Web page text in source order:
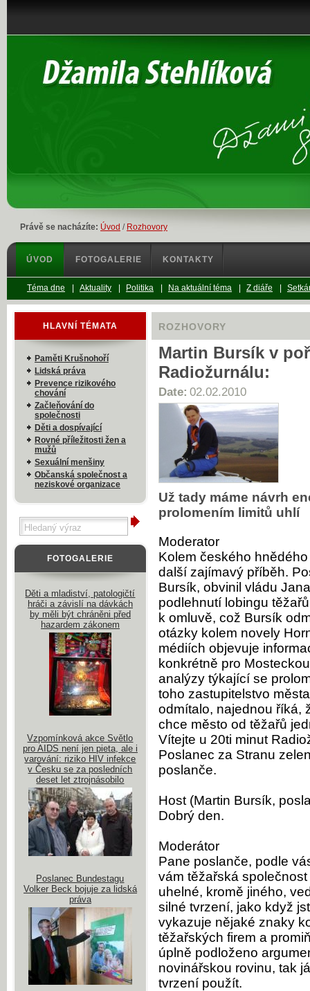
Právě se nacházíte: Úvod / Rozhovory
ROZHOVORY
Martin Bursík v
Radiožurnálu:
Date: 02.02.2010
Už tady máme návrh
prolomením limitů uhlí
Moderator
Kolem českého
další zajímavý příběh.
Bursík, obvinil vládu
podlehnutí lobingu
k omluvě, což Bursík
otázky kolem novely
médiích objevuje
konkrétně pro
analýzy týkající se
toho zastupitelstvo
odmítalo, najednou říká,
chce město od těžařů
Vítejte u 20ti minut
Poslanec za Stranu
poslanče.
Host (Martin Bursík,
Dobrý den.
Moderátor
Pane poslanče, podle
vám těžařská
uhelné, kromě jiného,
silné tvrzení, jako když
vykazuje nějaké znaky
těžařských firem a
úplně podloženo
novinářskou rovinu, tak
tvrzení použít.
HLAVNÍ TÉMATA
Paměti Krušnohoří
Lidská práva
Prevence rizikového
chování
Začleňování do
společnosti
Děti a dospívající
Rovné příležitosti žen a
mužů
Sexuální menšiny
Občanská společnost a
neziskové organizace
FOTOGALERIE
Děti a mladiství, patologičtí
hráči a závislí na dávkách
by měli být chráněni před
hazardem zákonem
Vzpomínková akce Světlo
pro AIDS není jen pieta, ale i
varování: riziko HIV infekce
v Česku se za posledních
deset let ztrojnásobilo
Poslanec Bundestagu
Volker Beck bojuje za lidská
práva
ÚVOD FOTOGALERIE KONTAKTY
Téma dne Aktuality Politika Na aktuální téma Z diáře